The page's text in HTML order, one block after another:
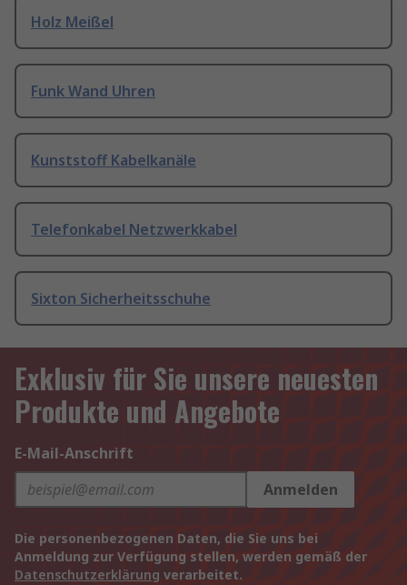
Holz Meißel
Funk Wand Uhren
Kunststoff Kabelkanäle
Telefonkabel Netzwerkkabel
Sixton Sicherheitsschuhe
Exklusiv für Sie unsere neuesten
Produkte und Angebote
E-Mail-Anschrift
Anmelden
Die personenbezogenen Daten, die Sie uns bei
Anmeldung zur Verfügung stellen, werden gemäß der
Datenschutzerklärung verarbeitet.